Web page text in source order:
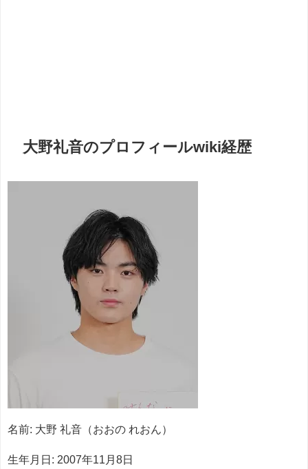
大野礼音のプロフィールwiki経歴
名前: 大野 礼音（おおの れおん）
生年月日: 2007年11月8日